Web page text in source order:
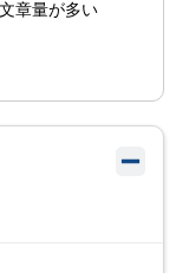
文章量が多い